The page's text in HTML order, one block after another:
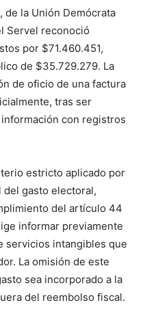
de la Unión Demócrata
Servel reconoció
por $71.460.451,
de $35.729.279. La
de oficio de una factura
tras ser
con registros
estricto aplicado por
gasto electoral,
del artículo 44
informar previamente
servicios intangibles que
La omisión de este
sea incorporado a la
del reembolso fiscal.